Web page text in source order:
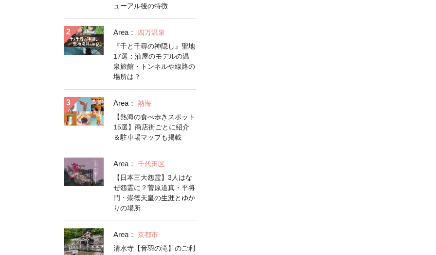
ューアル後の特徴
Area：
四万温泉
『千と千尋の神隠し』聖地
17選：油屋のモデルの温
泉旅館・トンネルや線路の
場所は？
Area：
熱海
【熱海の食べ歩きスポット
15選】商店街ごとに紹介
＆駐車場マップも掲載
Area：
千代田区
【日本三大怨霊】3人はな
ぜ怨霊に？菅原道真・平将
門・崇徳天皇の生涯とゆか
りの場所
Area：
京都市
清水寺【音羽の滝】のご利